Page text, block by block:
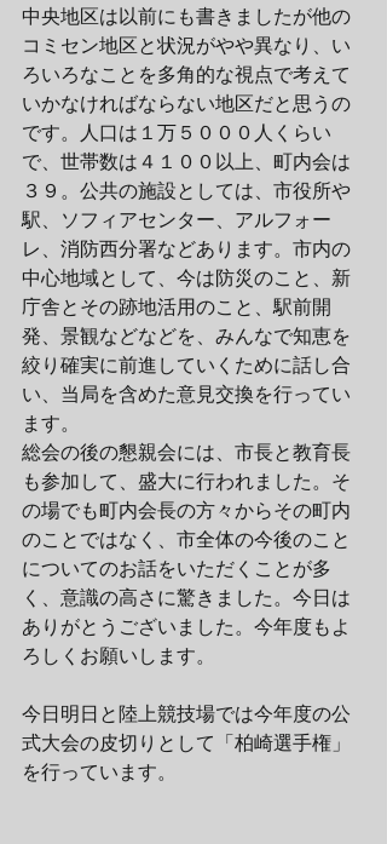
中央地区は以前にも書きましたが他の
コミセン地区と状況がやや異なり、い
ろいろなことを多角的な視点で考えて
いかなければならない地区だと思うの
です。人口は１万５０００人くらい
で、世帯数は４１００以上、町内会は
３９。公共の施設としては、市役所や
駅、ソフィアセンター、アルフォー
レ、消防西分署などあります。市内の
中心地域として、今は防災のこと、新
庁舎とその跡地活用のこと、駅前開
発、景観などなどを、みんなで知恵を
絞り確実に前進していくために話し合
い、当局を含めた意見交換を行ってい
ます。
総会の後の懇親会には、市長と教育長
も参加して、盛大に行われました。そ
の場でも町内会長の方々からその町内
のことではなく、市全体の今後のこと
についてのお話をいただくことが多
く、意識の高さに驚きました。今日は
ありがとうございました。今年度もよ
ろしくお願いします。
今日明日と陸上競技場では今年度の公
式大会の皮切りとして「柏崎選手権」
を行っています。